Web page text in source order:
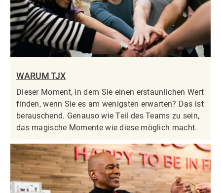
WARUM TJX
Dieser Moment, in dem Sie einen erstaunlichen Wert
finden, wenn Sie es am wenigsten erwarten? Das ist
berauschend. Genauso wie Teil des Teams zu sein,
das magische Momente wie diese möglich macht.